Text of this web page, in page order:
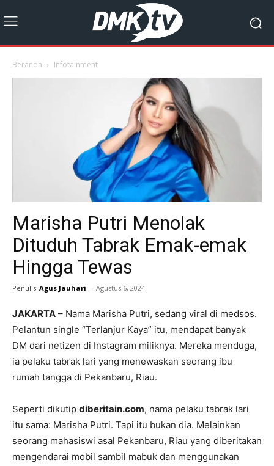
Beranda Infotainment
Marisha Putri Menolak
Dituduh Tabrak Emak-emak
Hingga Tewas
Penulis Agus Jauhari - Agustus 6, 2024
JAKARTA – Nama Marisha Putri, sedang viral di medsos.
Pelantun single “Terlanjur Kaya” itu, mendapat banyak
DM dari netizen di Instagram miliknya. Mereka menduga,
ia pelaku tabrak lari yang menewaskan seorang ibu
rumah tangga di Pekanbaru, Riau.
Seperti dikutip diberitain.com, nama pelaku tabrak lari
itu sama: Marisha Putri. Tapi itu bukan dia. Melainkan
seorang mahasiswi asal Pekanbaru, Riau yang diberitakan
mengendarai mobil sambil mabuk dan menggunakan